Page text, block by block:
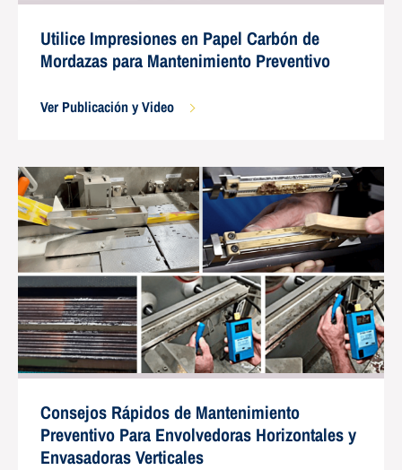
Utilice Impresiones en Papel Carbón de
Mordazas para Mantenimiento Preventivo
Ver Publicación y Video
Consejos Rápidos de Mantenimiento
Preventivo Para Envolvedoras Horizontales y
Envasadoras Verticales